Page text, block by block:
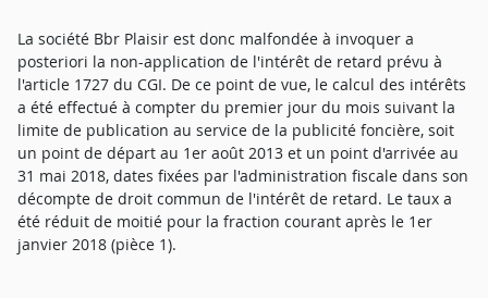
La société Bbr Plaisir est donc malfondée à invoquer a
posteriori la non-application de l'intérêt de retard prévu à
l'article 1727 du CGI. De ce point de vue, le calcul des intérêts
a été effectué à compter du premier jour du mois suivant la
limite de publication au service de la publicité foncière, soit
un point de départ au 1er août 2013 et un point d'arrivée au
31 mai 2018, dates fixées par l'administration fiscale dans son
décompte de droit commun de l'intérêt de retard. Le taux a
été réduit de moitié pour la fraction courant après le 1er
janvier 2018 (pièce 1).